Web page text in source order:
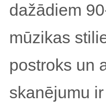
dažādiem
mūzikas
postroks un
skanējumu